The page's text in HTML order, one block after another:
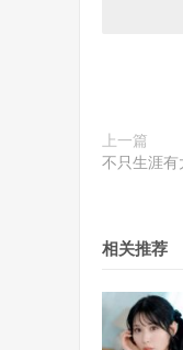
上一篇
不只生涯有
相关推荐